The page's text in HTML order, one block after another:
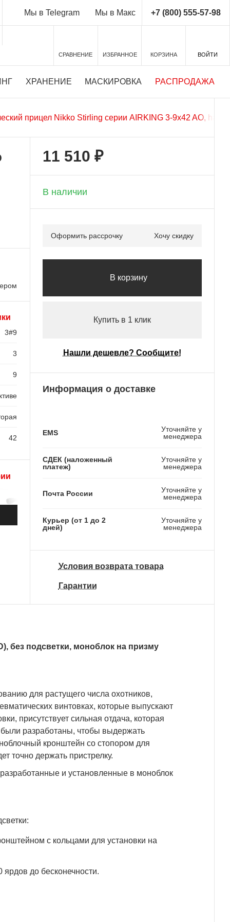
Мы в Telegram Мы в Макс +7 (800) 555-57-98
СРАВНЕНИЕ ИЗБРАННОЕ КОРЗИНА ВОЙТИ
ХРАНЕНИЕ МАСКИРОВКА РАСПРОДАЖА
прицел Nikko Stirling серии AIRKING 3-9x42 AO,
3#9
3
9
42
11 510 ₽
В наличии
Оформить рассрочку Хочу скидку
В корзину
Купить в 1 клик
Нашли дешевле? Сообщите!
Информация о доставке
EMS
Уточняйте у
менеджера
СДЕК (наложенный
платеж)
Уточняйте у
менеджера
Почта России
Уточняйте у
менеджера
Курьер (от 1 до 2
дней)
Уточняйте у
менеджера
Условия возврата товара
Гарантии
), без подсветки, моноблок на призму
для растущего числа охотников,
винтовках, которые выпускают
присутствует сильная отдача, которая
были разработаны, чтобы выдержать
кронштейн со стопором для
точно держать пристрелку.
и установленные в моноблок
с кольцами для установки на
до бесконечности.